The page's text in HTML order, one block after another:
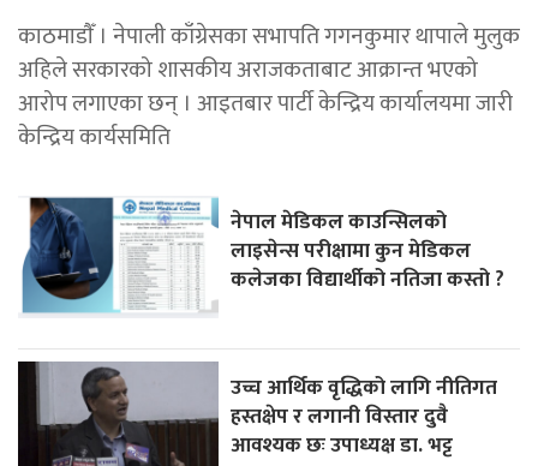
काठमाडाैँ । नेपाली काँग्रेसका सभापति गगनकुमार थापाले मुलुक
अहिले सरकारको शासकीय अराजकताबाट आक्रान्त भएको
आरोप लगाएका छन् । आइतबार पार्टी केन्द्रिय कार्यालयमा जारी
केन्द्रिय कार्यसमिति
नेपाल मेडिकल काउन्सिलको
लाइसेन्स परीक्षामा कुन मेडिकल
कलेजका विद्यार्थीको नतिजा कस्तो ?
उच्च आर्थिक वृद्धिको लागि नीतिगत
हस्तक्षेप र लगानी विस्तार दुवै
आवश्यक छः उपाध्यक्ष डा. भट्ट